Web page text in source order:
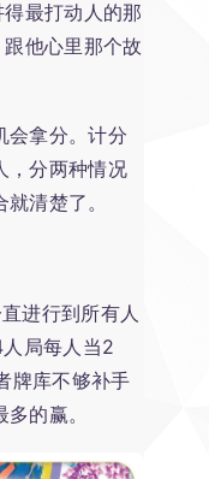
最打动人的那
他心里那个故
会拿分。计分
，分两种情况
清楚了。
进行到所有人
局每人当2
牌库不够补手
的赢。